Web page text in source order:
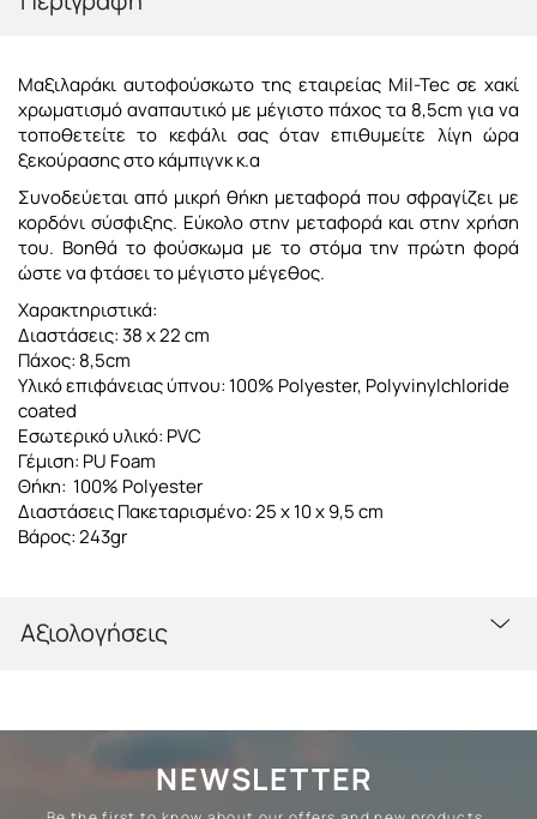
Μαξιλαράκι αυτοφούσκωτο της εταιρείας Mil-Tec σε χακί
χρωματισμό αναπαυτικό με μέγιστο πάχος τα 8,5cm για να
τοποθετείτε το κεφάλι σας όταν επιθυμείτε λίγη ώρα
ξεκούρασης στο κάμπιγνκ κ.α
Συνοδεύεται από μικρή θήκη μεταφορά που σφραγίζει με
κορδόνι σύσφιξης. Εύκολο στην μεταφορά και στην χρήση
του. Βοηθά το φούσκωμα με το στόμα την πρώτη φορά
ώστε να φτάσει το μέγιστο μέγεθος.
Χαρακτηριστικά:
Διαστάσεις: 38x 22 cm
Πάχος: 8,5cm
Yλικόεπιφάνειας ύπνου: 100% Polyester, Polyvinylchloride
coated
Εσωτερικό υλικό: PVC
Γέμιση: PU Foam
Θήκη: 100% Polyester
Διαστάσεις Πακεταρισμένο:25 x 10 x 9,5 cm
Βάρος: 243gr
Αξιολογήσεις
NEWSLETTER